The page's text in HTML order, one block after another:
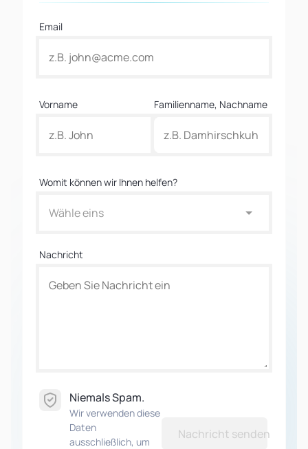
Email
Vorname Familienname, Nachname
Womit können wir Ihnen helfen?
Wähle eins
Nachricht
Niemals Spam.
Wir verwenden diese
Daten
ausschließlich, um
Nachricht senden